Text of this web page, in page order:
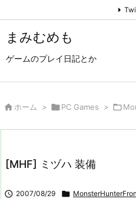
まみむめも
ゲームのプレイ日記とか
 ホーム > PC Games > 
[MHF] ミヅハ 装備
 2007/08/29 